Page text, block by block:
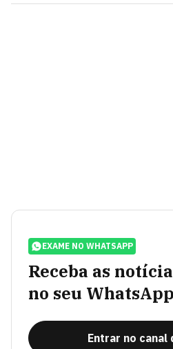
EXAME NO WHATSAPP
Receba as
no seu WhatsApp
Entrar no canal